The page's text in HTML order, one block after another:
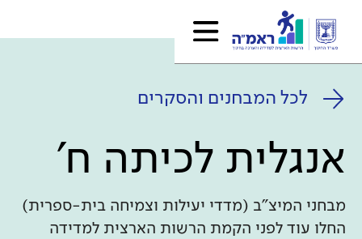
לכל המבחנים והסקרים
אנגלית לכיתה ח'
מבחני המיצ"ב (מדדי יעילות וצמיחה בית-ספרית)
החלו עוד לפני הקמת הרשות הארצית למדידה